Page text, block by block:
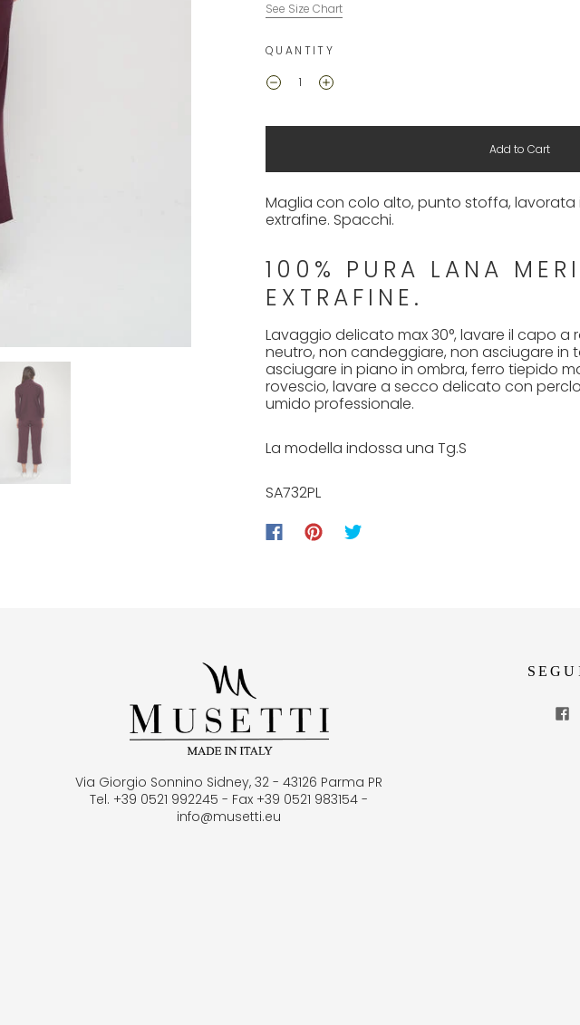
See Size Chart
QUANTITY
Add to Cart
Maglia con colo alto, punto stoffa, lavorata
extrafine. Spacchi.
100% PURA LANA
EXTRAFINE.
Lavaggio delicato max 30°, lavare il capo a
neutro, non candeggiare, non asciugare in
asciugare in piano in ombra, ferro tiepido
rovescio, lavare a secco delicato con
umido professionale.
La modella indossa una Tg.S
SA732PL
Via Giorgio Sonnino Sidney, 32 - 43126 Parma PR
Tel. +39 0521 992245 - Fax +39 0521 983154 -
info@musetti.eu